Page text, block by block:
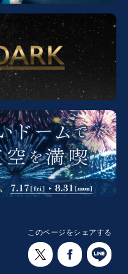
このページをシェアする